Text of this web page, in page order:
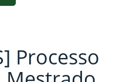
Processo